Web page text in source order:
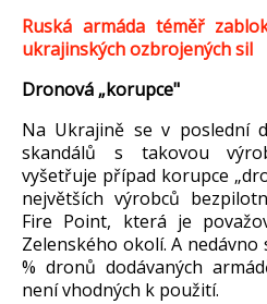
Ruská armáda téměř
ukrajinských ozbrojených sil
Dronová „korupce"
Na Ukrajině se v poslední
skandálů s takovou v
vyšetřuje případ korupce
největších výrobců bezpilotn
Fire Point, která je pova
Zelenského okolí. A nedávno
% dronů dodávaných armád
není vhodných k použití.